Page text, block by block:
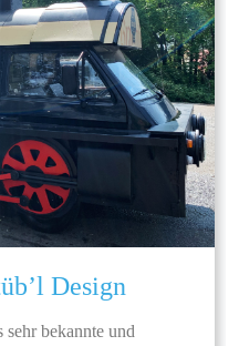
Design
bekannte und